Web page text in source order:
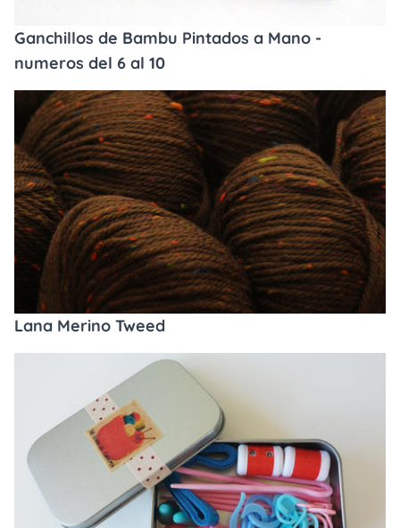
Ganchillos de Bambu Pintados a Mano -
numeros del 6 al 10
Lana Merino Tweed